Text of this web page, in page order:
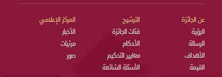
عن الجائزة
الرؤية
الرسالة
الأهداف
القيمة
الترشيح
فئات الجائزة
الأحكام
معايير التحكيم
الأسئلة الشائعة
المركز الإعلامي
الأخبار
مرئيات
صور